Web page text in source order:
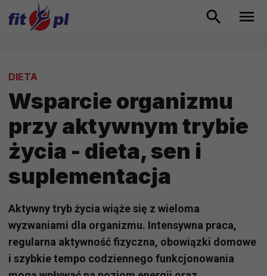
DIETA
Wsparcie organizmu
przy aktywnym trybie
życia - dieta, sen i
suplementacja
Aktywny tryb życia wiąże się z wieloma
wyzwaniami dla organizmu. Intensywna praca,
regularna aktywność fizyczna, obowiązki domowe
i szybkie tempo codziennego funkcjonowania